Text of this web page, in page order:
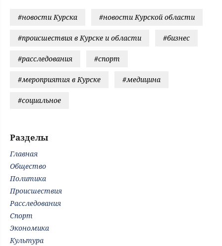
#новости Курска #новости Курской области
#происшествия в Курске и области #бизнес
#расследования #спорт
#мероприятия в Курске #медицина
#социальное
Разделы
Главная
Общество
Политика
Происшествия
Расследования
Спорт
Экономика
Культура